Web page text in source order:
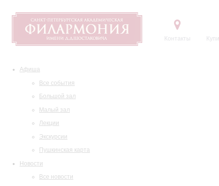
Контакты
Афиша
Все события
Большой зал
Малый зал
Лекции
Экскурсии
Пушкинская карта
Новости
Все новости